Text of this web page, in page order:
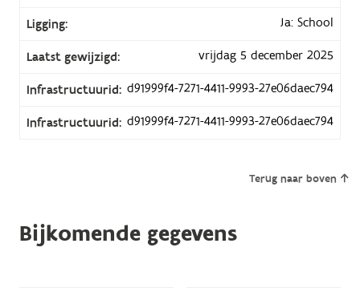
Ligging: Ja: School
Laatst gewijzigd: vrijdag 5 december 2025
Infrastructuurid: d91999f4-7271-4411-9993-27e06daec794
Infrastructuurid: d91999f4-7271-4411-9993-27e06daec794
Terug naar boven
Bijkomende gegevens